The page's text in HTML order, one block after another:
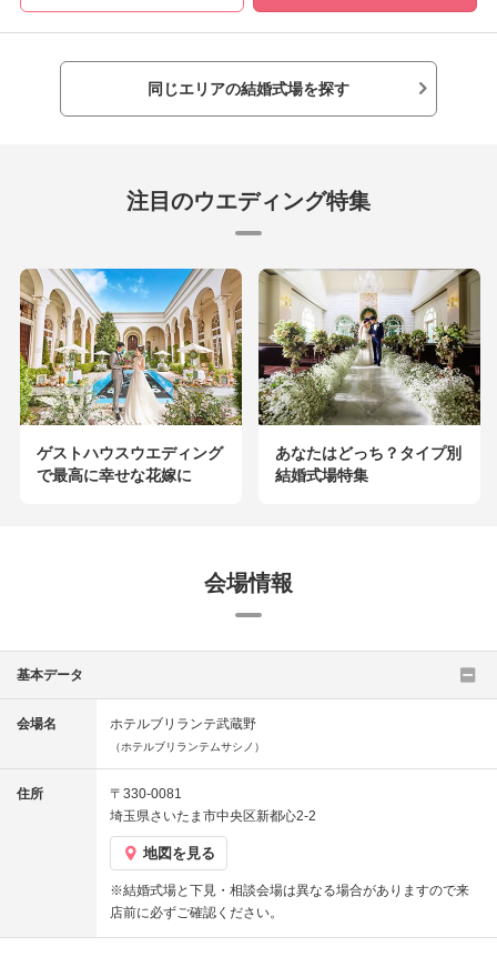
同じエリアの結婚式場を探す
注目のウエディング特集
ゲストハウスウエディング
で最高に幸せな花嫁に
あなたはどっち？タイプ別
結婚式場特集
会場情報
基本データ
会場名 ホテルブリランテ武蔵野
（ホテルブリランテムサシノ）
住所
〒330-0081
埼玉県さいたま市中央区新都心2-2
地図を見る
※結婚式場と下見・相談会場は異なる場合がありますので来
店前に必ずご確認ください。